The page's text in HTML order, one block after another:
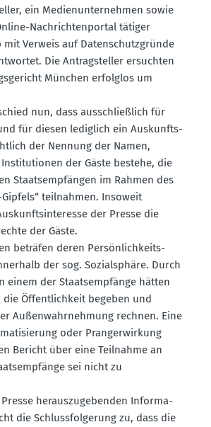
ein Medien­un­ter­nehmen sowie
Nachrich­ten­portal tätiger
mit Verweis auf Daten­schutz­gründe
Die Antrag­steller ersuchten
München erfolglos um
nun, dass ausschlie­ßlich für
für diesen lediglich ein Auskunfts­
der Nennung der Namen,
der Gäste bestehe, die
Staats­emp­fängen im Rahmen des
teilnahmen. Insoweit
der Presse die
der Gäste.
beträfen deren Persön­lich­keits­
der sog. Sozialsphäre. Durch
einem der Staats­emp­fänge hätten
die Öffent­lichkeit begeben und
Außen­wahr­nehmung rechnen. Eine
oder Prang­er­wirkung
Bericht über eine Teilnahme an
sei nicht zu
heraus­zu­ge­benden Infor­ma­
die Schluss­fol­gerung zu, dass die